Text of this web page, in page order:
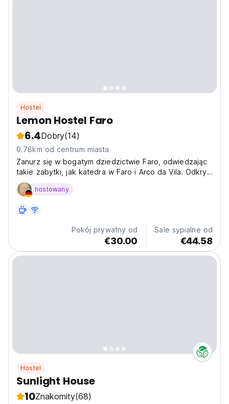
Hostel
Lemon Hostel Faro
6.4Dobry(14)
0.78km od centrum miasta
Zanurz się w bogatym dziedzictwie Faro, odwiedzając
takie zabytki, jak katedra w Faro i Arco da Vila. Odkryj
urocze uliczki, podziwiaj malownicze widoki wzdłuż Ria
Formosa i delektuj się lokalną kuchnią w sercu tego
hostowany
Pokój prywatny od
€30.00
Sale sypialne od
€44.58
Hostel
Sunlight House
10Znakomity(68)